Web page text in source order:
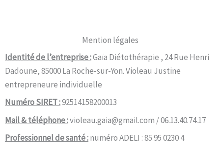
Mention légales
Identité de l’entreprise :Gaïa Diétothérapie , 24 Rue Henri
Dadoune, 85000 La Roche-sur-Yon. Violeau Justine
entrepreneure individuelle
Numéro SIRET :92514158200013
Mail & téléphone :violeau.gaia@gmail.com / 06.13.40.74.17
Professionnel de santé :numéro ADELI : 85 95 0230 4